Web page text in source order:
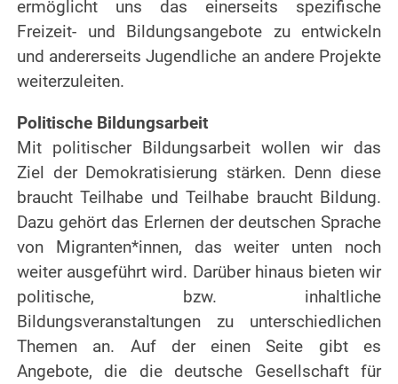
ermöglicht uns das einerseits spezifische
Freizeit- und Bildungsangebote zu entwickeln
und andererseits Jugendliche an andere Projekte
weiterzuleiten.
Politische Bildungsarbeit
Mit politischer Bildungsarbeit wollen wir das
Ziel der Demokratisierung stärken. Denn diese
braucht Teilhabe und Teilhabe braucht Bildung.
Dazu gehört das Erlernen der deutschen Sprache
von Migranten*innen, das weiter unten noch
weiter ausgeführt wird. Darüber hinaus bieten wir
politische, bzw. inhaltliche
Bildungsveranstaltungen zu unterschiedlichen
Themen an. Auf der einen Seite gibt es
Angebote, die die deutsche Gesellschaft für